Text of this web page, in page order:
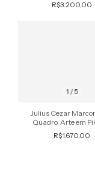
R$3.200,00
1 /5
Julius Cezar
Quadro, Arte em
Abstrata, Técnica
Texturas e
R$1.670,00